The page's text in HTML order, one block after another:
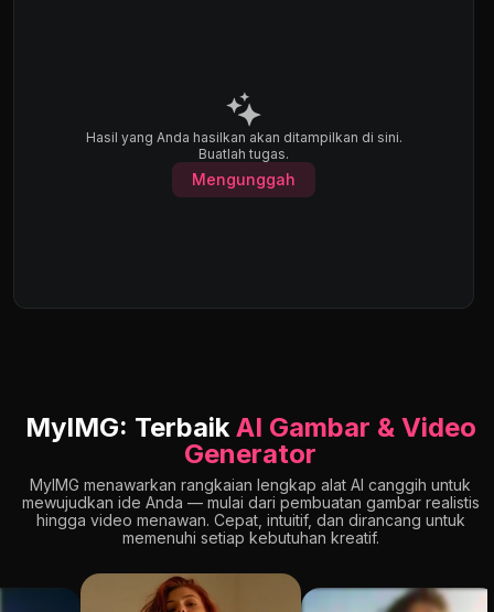
Hasil yang Anda hasilkan akan ditampilkan di sini.
Buatlah tugas.
Mengunggah
MyIMG: Terbaik AI Gambar & Video
Generator
MyIMG menawarkan rangkaian lengkap alat AI canggih untuk
mewujudkan ide Anda — mulai dari pembuatan gambar realistis
hingga video menawan. Cepat, intuitif, dan dirancang untuk
memenuhi setiap kebutuhan kreatif.